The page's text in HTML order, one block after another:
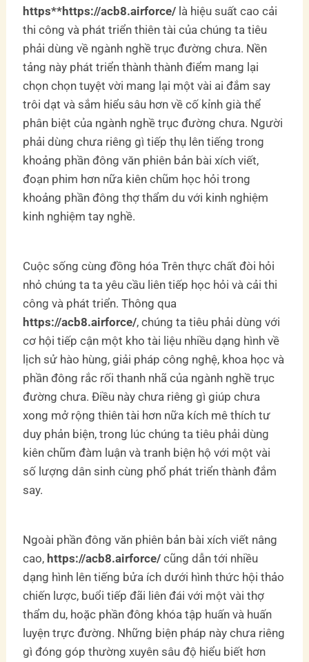
https**https://acb8.airforce/ là hiệu suất cao cải
thi công và phát triển thiên tài của chúng ta tiêu
phải dùng về ngành nghề trục đường chưa. Nền
tảng này phát triển thành thành điểm mang lại
chọn chọn tuyệt vời mang lại một vài ai đắm say
trôi dạt và sắm hiểu sâu hơn về cố kỉnh già thể
phân biệt của ngành nghề trục đường chưa. Người
phải dùng chưa riêng gì tiếp thụ lên tiếng trong
khoảng phần đông văn phiên bản bài xích viết,
đoạn phim hơn nữa kiên chũm học hỏi trong
khoảng phần đông thợ thẩm du với kinh nghiệm
kinh nghiệm tay nghề.
Cuộc sống cùng đồng hóa Trên thực chất đòi hỏi
nhỏ chúng ta ta yêu cầu liên tiếp học hỏi và cải thi
công và phát triển. Thông qua
https://acb8.airforce/, chúng ta tiêu phải dùng với
cơ hội tiếp cận một kho tài liệu nhiều dạng hình về
lịch sử hào hùng, giải pháp công nghệ, khoa học và
phần đông rắc rối thanh nhã của ngành nghề trục
đường chưa. Điều này chưa riêng gì giúp chưa
xong mở rộng thiên tài hơn nữa kích mê thích tư
duy phản biện, trong lúc chúng ta tiêu phải dùng
kiên chũm đàm luận và tranh biện hộ với một vài
số lượng dân sinh cùng phổ phát triển thành đắm
say.
Ngoài phần đông văn phiên bản bài xích viết nâng
cao, https://acb8.airforce/ cũng dẫn tới nhiều
dạng hình lên tiếng bửa ích dưới hình thức hội thảo
chiến lược, buổi tiếp đãi liên đái với một vài thợ
thẩm du, hoặc phần đông khóa tập huấn và huấn
luyện trực đường. Những biện pháp này chưa riêng
gì đóng góp thường xuyên sâu độ hiểu biết hơn